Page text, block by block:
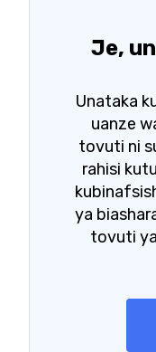
Je,
Unataka
uanze
tovuti ni
rahisi
ya
tovuti